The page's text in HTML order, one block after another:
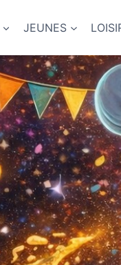
JEUNES